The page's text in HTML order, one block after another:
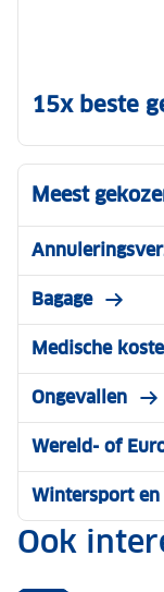
15x beste
Meest
Bagage
Medische
Ongevallen
Wereld- of
Wintersport
Ook